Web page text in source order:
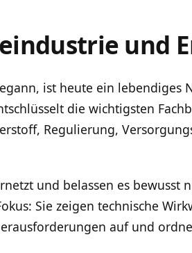
und
ist heute ein lebendiges
die wichtigsten
Regulierung,
und belassen es bewusst
Sie zeigen technische
auf und